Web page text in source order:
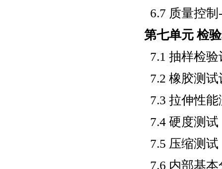
6.7 质量控
第七单元 检
7.1 抽样检
7.2 橡胶测
7.3 拉伸性
7.4 硬度测试
7.5 压缩测试
7.6 内部基